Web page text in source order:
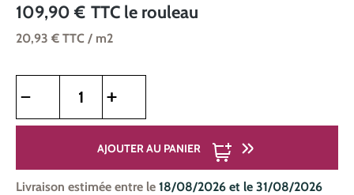
109,90 € TTC le rouleau
20,93 € TTC / m2
AJOUTER AU PANIER
Livraison estimée entre le 18/08/2026 et le 31/08/2026